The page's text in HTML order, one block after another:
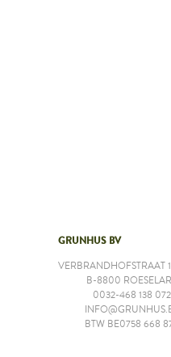
GRUNHUS BV
VERBRANDHOFSTRAAT
B-8800
0032-468 138 072
BTW BE0758 668